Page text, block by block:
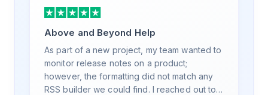
Above and Beyond Help
As part of a new project, my team wanted to
monitor release notes on a product;
however, the formatting did not match any
RSS builder we could find. I reached out to